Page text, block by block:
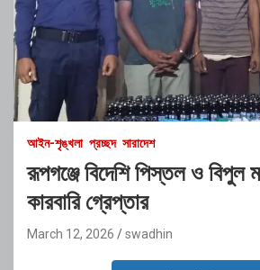
আইন-শৃঙ্খলা প্রচ্ছদ সারাদেশ
রূপগঞ্জে বিদেশি পিস্তল ও বিপুল
কারবারি গ্রেপ্তার
March 12, 2026 swadhin